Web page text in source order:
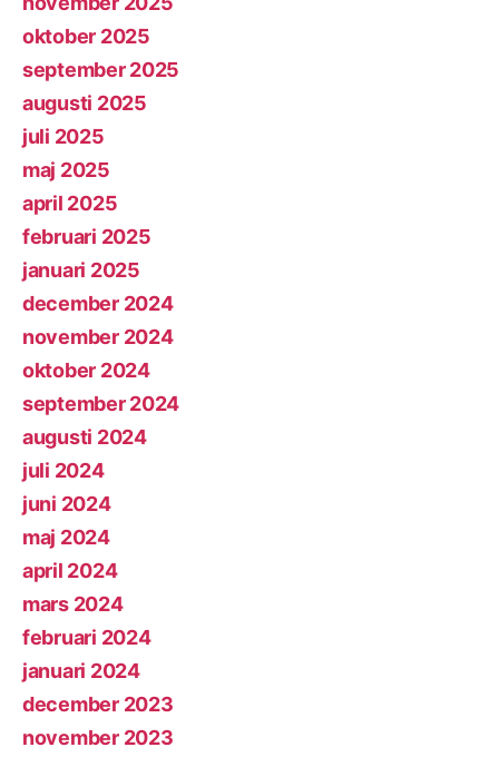
oktober 2025
september 2025
augusti 2025
juli 2025
maj 2025
april 2025
februari 2025
januari 2025
december 2024
november 2024
oktober 2024
september 2024
augusti 2024
juli 2024
juni 2024
maj 2024
april 2024
mars 2024
februari 2024
januari 2024
december 2023
november 2023